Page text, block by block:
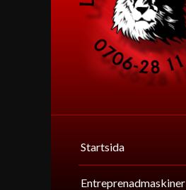
Startsida
Entreprenadmaskiner